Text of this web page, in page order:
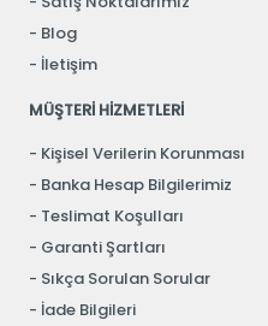
Blog
İletişim
MÜŞTERİ HİZMETLERİ
Kişisel Verilerin Korunması
Banka Hesap Bilgilerimiz
Teslimat Koşulları
Garanti Şartları
Sıkça Sorulan Sorular
İade Bilgileri